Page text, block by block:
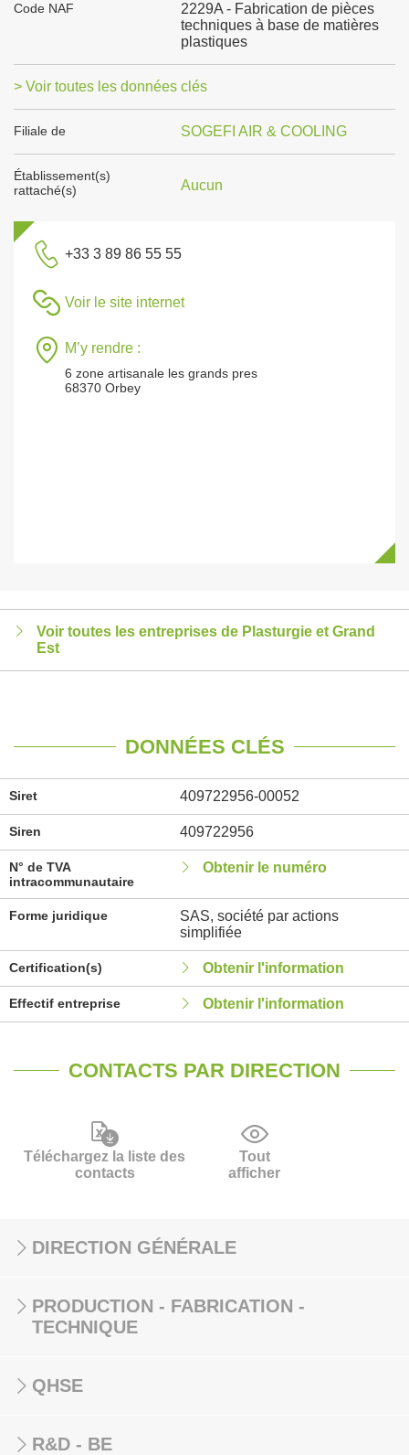
Code NAF
2229A - Fabrication de pièces
techniques à base de matières
plastiques
> Voir toutes les données clés
Filiale de SOGEFI AIR & COOLING
Établissement(s)
rattaché(s)
Aucun
+33 3 89 86 55 55
Voir le site internet
M’y rendre :
6 zone artisanale les grands pres
68370 Orbey
Voir toutes les entreprises de Plasturgie et Grand
Est
DONNÉES CLÉS
Siret 409722956-00052
Siren 409722956
N° de TVA
intracommunautaire
Obtenir le numéro
Forme juridique
SAS, société par actions
simplifiée
Certification(s) Obtenir l'information
Effectif entreprise Obtenir l'information
CONTACTS PAR DIRECTION
Téléchargez la liste des
contacts
Tout
afficher
DIRECTION GÉNÉRALE
PRODUCTION - FABRICATION -
TECHNIQUE
QHSE
R&D - BE